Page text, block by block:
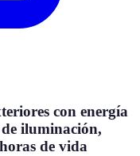
con energía
iluminación,
de vida